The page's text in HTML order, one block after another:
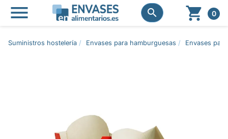
 
  0
Suministros hostelería Envases para hamburguesas Envases